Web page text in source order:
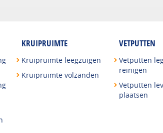
KRUIPRUIMTE
Kruipruimte leegzuigen
Kruipruimte volzanden
VETPUTTEN
Vetputten
reinigen
Vetputten
plaatsen